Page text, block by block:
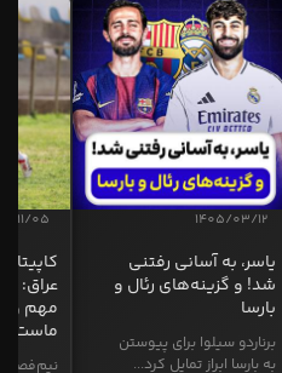
1405/03/12
یاسر، به آسانی رفتنی
شد! و گزینه‌های رئال و
بارسا
برناردو سیلوا برای پیوستن
به بارسا ابراز تمایل کرد...
11/05
عراق:
مهم و
ماست
نیم‌فصل